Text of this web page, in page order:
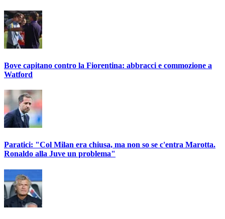
Bove capitano contro la Fiorentina: abbracci e commozione a
Watford
Paratici: "Col Milan era chiusa, ma non so se c'entra Marotta.
Ronaldo alla Juve un problema"